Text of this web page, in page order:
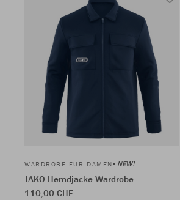
WARDROBE FÜR DAMEN NEW!
JAKO Hemdjacke Wardrobe
110,00 CHF